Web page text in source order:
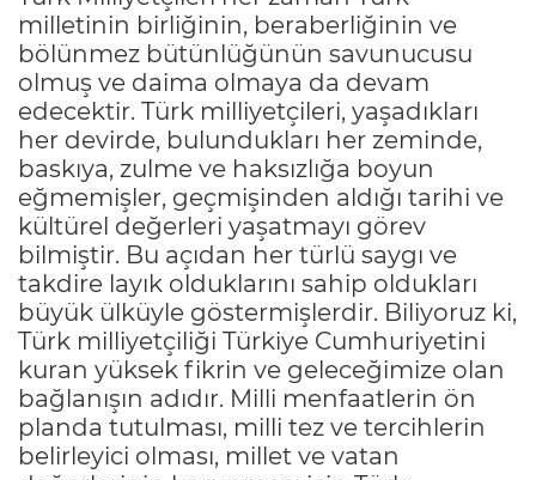
milletinin birliğinin, beraberliğinin ve
bölünmez bütünlüğünün savunucusu
olmuş ve daima olmaya da devam
edecektir. Türk milliyetçileri, yaşadıkları
her devirde, bulundukları her zeminde,
baskıya, zulme ve haksızlığa boyun
eğmemişler, geçmişinden aldığı tarihi ve
kültürel değerleri yaşatmayı görev
bilmiştir. Bu açıdan her türlü saygı ve
takdire layık olduklarını sahip oldukları
büyük ülküyle göstermişlerdir. Biliyoruz ki,
Türk milliyetçiliği Türkiye Cumhuriyetini
kuran yüksek fikrin ve geleceğimize olan
bağlanışın adıdır. Milli menfaatlerin ön
planda tutulması, milli tez ve tercihlerin
belirleyici olması, millet ve vatan